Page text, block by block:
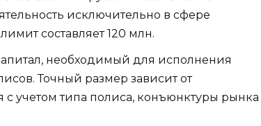
исключительно в сфере
составляет 120 млн.
необходимый для исполнения
Точный размер зависит от
с учетом типа полиса, конъюнктуры рынка